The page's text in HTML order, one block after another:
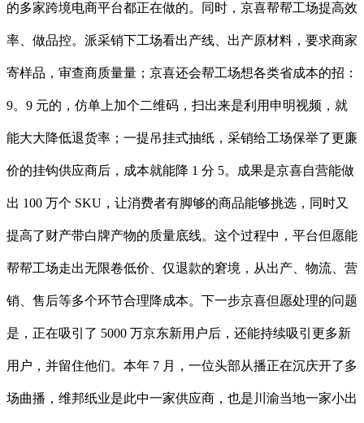
的多家跨境电商平台都正在做的。同时，京喜帮帮工场提高效
率、做品控。派采销下工场看出产线、出产原材料，要求商家
寄样品，审查商质量量；京喜还会帮工场想各类省成本的招：
9。9 元的，仿单上加个二维码，扫出来是利用申明视频，就
能大大降低退货率；一提吊挂式抽纸，采销给工场保举了更廉
价的挂钩供应商后，成本就能降 1 分 5。成果是京喜自营能做
出 100 万个 SKU，让消费者有脚够的商品能够挑选，同时又
提高了财产带白牌产物的质量底线。这个过程中，平台但愿能
帮帮工场走出无限卷低价、仅退款的窘境，从出产、物流、营
销、售后等多个环节合理降成本。下一步京喜但愿处理的问题
是，正在吸引了 5000 万京东新用户后，还能持续吸引更多新
用户，并留住他们。本年 7 月，一位头部从播正在沉庆开了多
场曲播，维邦纸业是此中一家供应商，也是川渝当地一家小出